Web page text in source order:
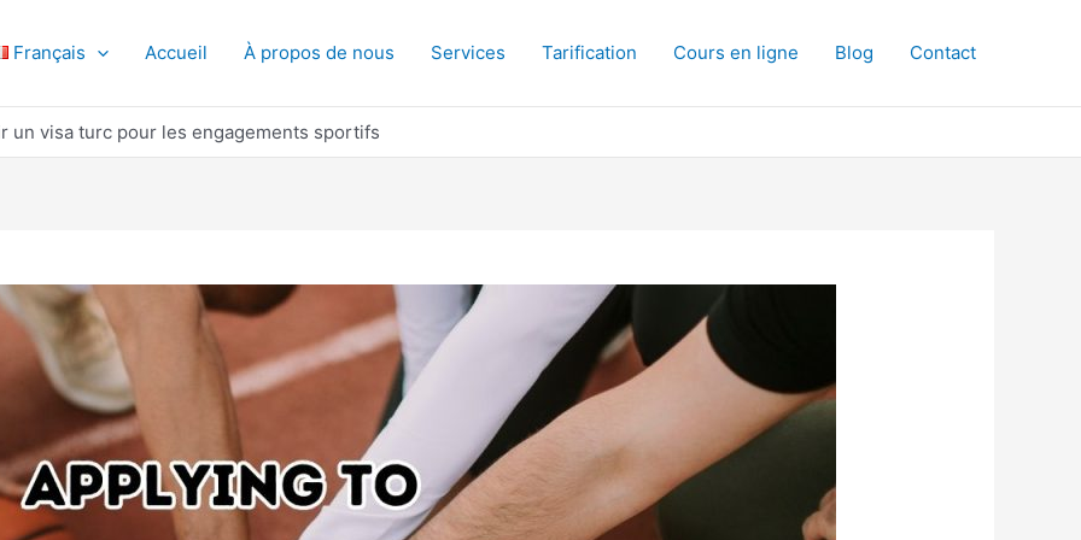
Français Accueil À propos de nous Services Tarification Cours en ligne Blog Contact
un visa turc pour les engagements sportifs